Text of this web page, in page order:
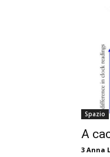
Spazio
A
3 Anna